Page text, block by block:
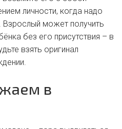
личности, когда надо
Взрослый может получить
без его присутствия – в
взять оригинал
в